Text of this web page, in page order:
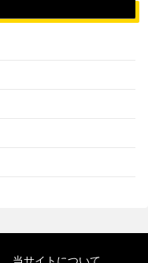
当サイトについて